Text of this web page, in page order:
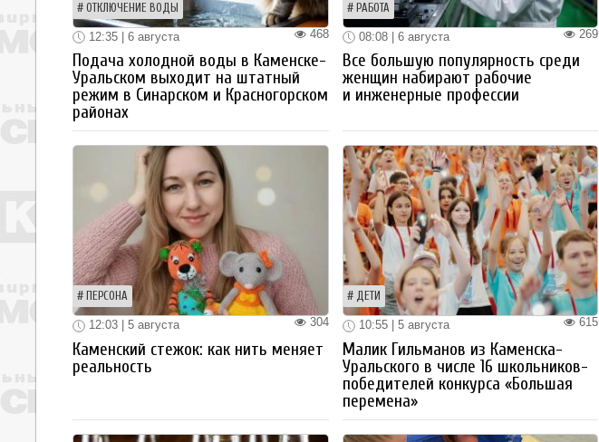
ОТКЛЮЧЕНИЕ ВОДЫ
468
12:35 | 6 августа
Подача холодной воды в Каменске-
Уральском выходит на штатный
режим в Синарском и Красногорском
районах
РАБОТА
269
08:08 | 6 августа
Все большую популярность среди
женщин набирают рабочие
и инженерные профессии
ПЕРСОНА
304
12:03 | 5 августа
Каменский стежок: как нить меняет
реальность
ДЕТИ
615
10:55 | 5 августа
Малик Гильманов из Каменска-
Уральского в числе 16 школьников-
победителей конкурса «Большая
перемена»